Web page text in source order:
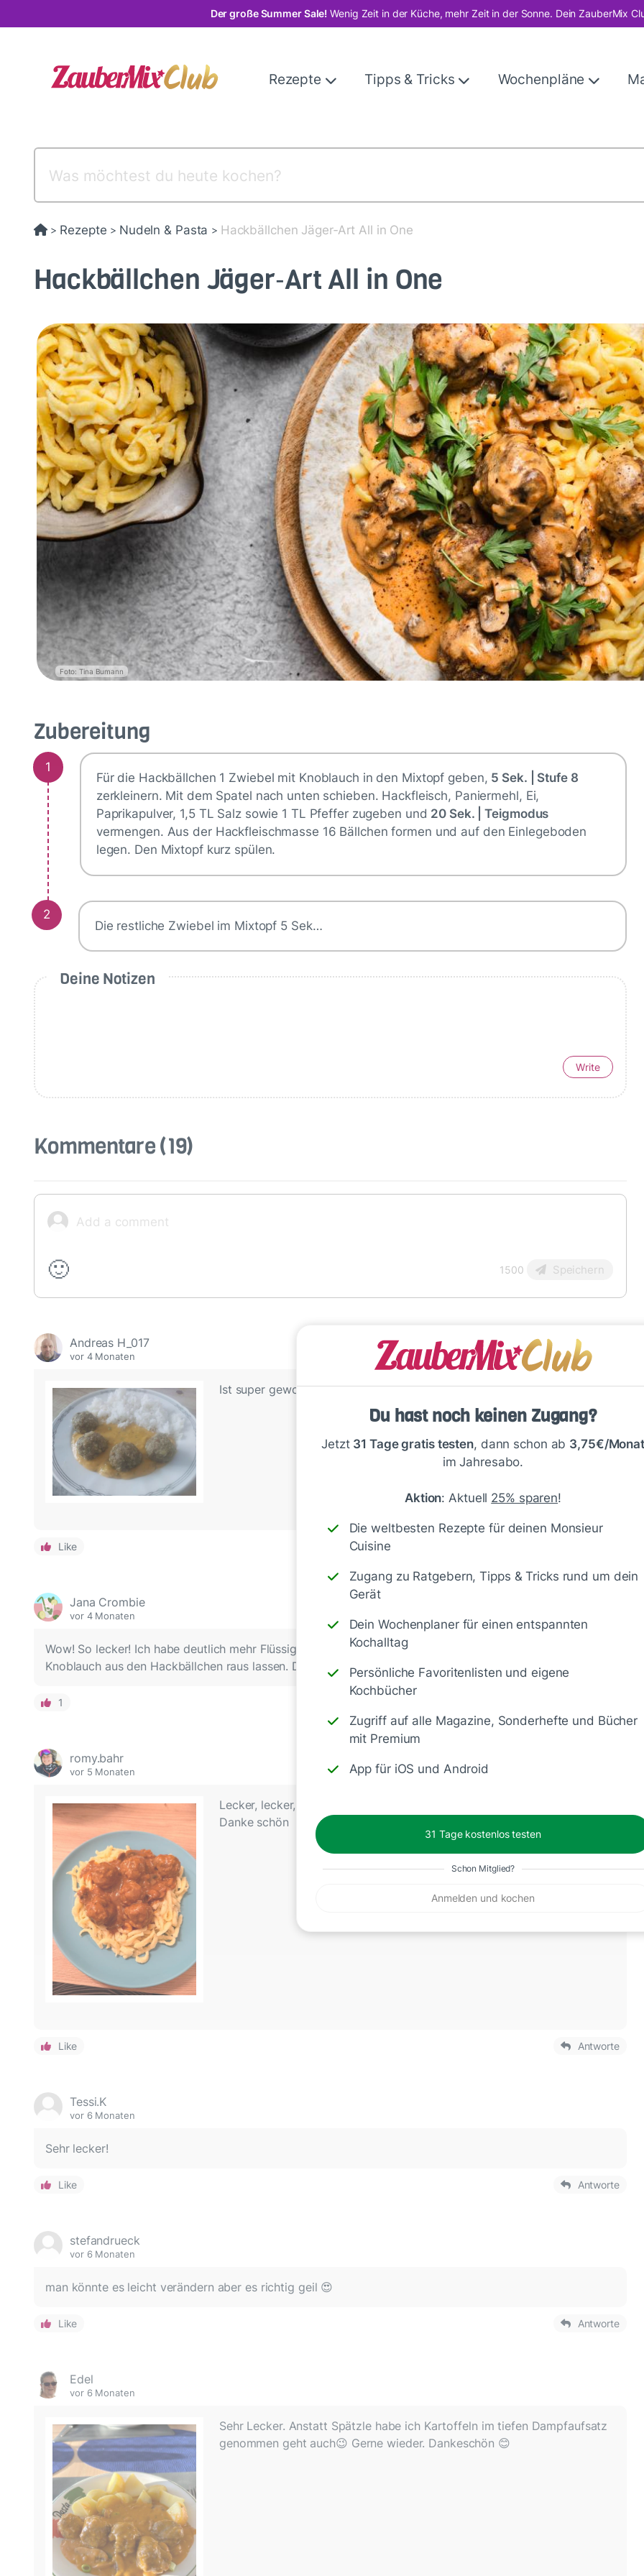
zum
Der große Summer Sale! Wenig Zeit in der Küche, mehr Zeit in der Sonne. Dein ZauberMix
Rezepte Tipps & Tricks Wochenpläne
> Rezepte > Nudeln & Pasta > Hackbällchen Jäger‑Art All in One
Hackbällchen Jäger‑Art All in One
Foto: Tina Bumann
Du hast noch keinen Zugang?
Jetzt 31 Tage gratis testen, dann schon ab 3,75€/
im Jahresabo.
Aktion: Aktuell 25% sparen!
Die weltbesten Rezepte für deinen Monsieur
Cuisine
Zugang zu Ratgebern, Tipps & Tricks rund um dein
Gerät
Dein Wochenplaner für einen entspannten
Kochalltag
Persönliche Favoritenlisten und eigene
Kochbücher
Zugriff auf alle Magazine, Sonderhefte und Bücher
mit Premium
App für iOS und Android
31 Tage kostenlos testen
Schon Mitglied?
Anmelden und kochen
Zubereitung
1
Für die Hackbällchen 1 Zwiebel mit Knoblauch in den Mixtopf geben, 5 Sek. | Stufe 8
zerkleinern. Mit dem Spatel nach unten schieben. Hackfleisch, Paniermehl, Ei,
Paprikapulver, 1,5 TL Salz sowie 1 TL Pfeffer zugeben und 20 Sek. | Teigmodus
vermengen. Aus der Hackfleischmasse 16 Bällchen formen und auf den Einlegeboden
legen. Den Mixtopf kurz spülen.
2
Die restliche Zwiebel im Mixtopf 5 Sek…
Deine Notizen
Write
Kommentare(19)
🙂 1500 Speichern
Andreas H_017
vor 4 Monaten
Ist super geworden und schmeckt
Like
Jana Crombie
vor 4 Monaten
Wow! So lecker! Ich habe deutlich mehr Flüssigkeit hineingegeben und würde das nächste Mal den
Knoblauch aus den Hackbällchen raus lassen. Die Hackbällchen habe ich in der Pfanne angebraten.
1
romy.bahr
vor 5 Monaten
Lecker, lecker, lecker 😋. Tolles Rezept und das wird es wieder geben.
Danke schön
Like Antworte
Tessi.K
vor 6 Monaten
Sehr lecker!
Like Antworte
stefandrueck
vor 6 Monaten
man könnte es leicht verändern aber es richtig geil 😍
Like Antworte
Edel
vor 6 Monaten
Sehr Lecker. Anstatt Spätzle habe ich Kartoffeln im tiefen Dampfaufsatz
genommen geht auch😉 Gerne wieder. Dankeschön 😊